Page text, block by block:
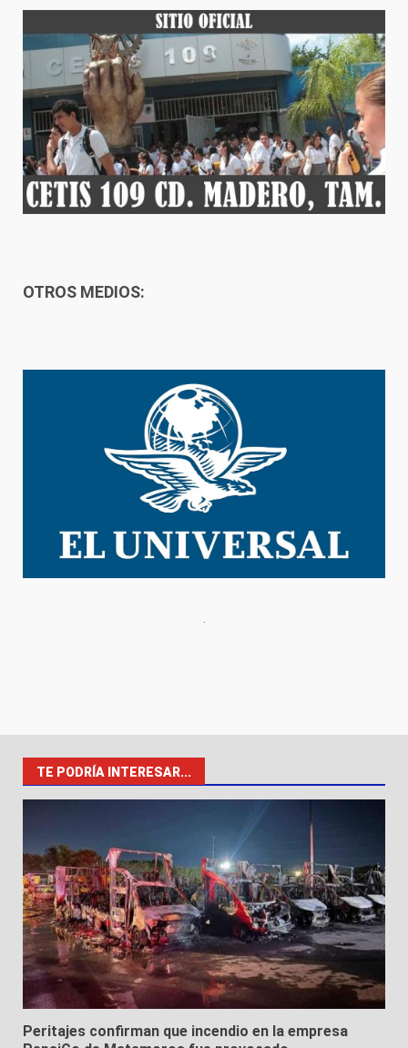
OTROS MEDIOS:
TE PODRÍA INTERESAR...
Peritajes confirman que incendio en la empresa